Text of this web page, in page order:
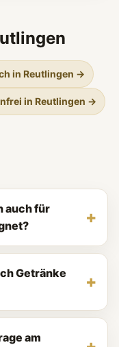
in Reutlingen →
in Reutlingen →
auch für
Getränke
am